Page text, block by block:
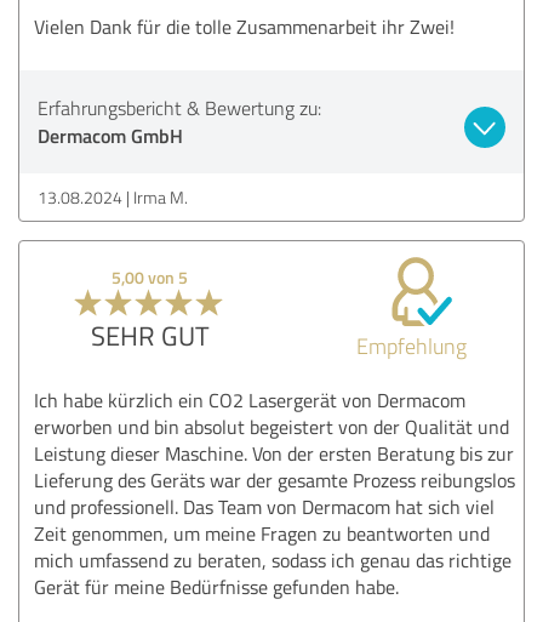
Vielen Dank für die tolle Zusammenarbeit ihr Zwei!
Erfahrungsbericht & Bewertung zu:
Dermacom GmbH
13.08.2024 Irma M.
5,00 von 5
SEHR GUT Empfehlung
Ich habe kürzlich ein CO2 Lasergerät von Dermacom
erworben und bin absolut begeistert von der Qualität und
Leistung dieser Maschine. Von der ersten Beratung bis zur
Lieferung des Geräts war der gesamte Prozess reibungslos
und professionell. Das Team von Dermacom hat sich viel
Zeit genommen, um meine Fragen zu beantworten und
mich umfassend zu beraten, sodass ich genau das richtige
Gerät für meine Bedürfnisse gefunden habe.